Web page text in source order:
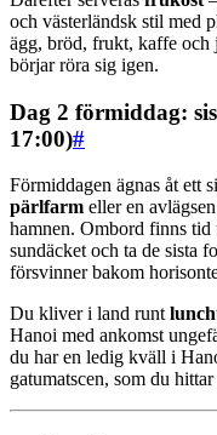
och västerländsk stil med
ägg, bröd, frukt, kaffe och
börjar röra sig igen.
Dag 2 förmiddag:
17:00)#
Förmiddagen ägnas åt ett
pärlfarm eller en
hamnen. Ombord finns tid
sundäcket och ta de sista
försvinner bakom
Du kliver i land runt
Hanoi med ankomst
du har en ledig kväll i
gatumatscen, som du